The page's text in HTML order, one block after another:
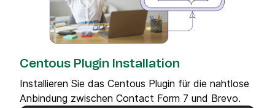
Centous Plugin Installation
Installieren Sie das Centous Plugin für die nahtlose
Anbindung zwischen Contact Form 7 und Brevo.